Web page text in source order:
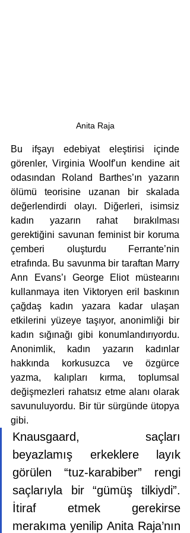
Anita Raja
Bu ifşayı edebiyat eleştirisi içinde
görenler, Virginia Woolf’un kendine ait
odasından Roland Barthes’ın yazarın
ölümü teorisine uzanan bir skalada
değerlendirdi olayı. Diğerleri, isimsiz
kadın yazarın rahat bırakılması
gerektiğini savunan feminist bir koruma
çemberi oluşturdu Ferrante’nin
etrafında. Bu savunma bir taraftan Marry
Ann Evans’ı George Eliot müstearını
kullanmaya iten Viktoryen eril baskının
çağdaş kadın yazara kadar ulaşan
etkilerini yüzeye taşıyor, anonimliği bir
kadın sığınağı gibi konumlandırıyordu.
Anonimlik, kadın yazarın kadınlar
hakkında korkusuzca ve özgürce
yazma, kalıpları kırma, toplumsal
değişmezleri rahatsız etme alanı olarak
savunuluyordu. Bir tür sürgünde ütopya
gibi.
Knausgaard, saçları
beyazlamış erkeklere layık
görülen “tuz-karabiber” rengi
saçlarıyla bir “gümüş tilkiydi”.
İtiraf etmek gerekirse
merakıma yenilip Anita Raja’nın